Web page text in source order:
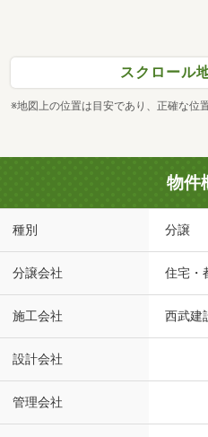
スクロール
※地図上の位置は目安であり、正確な位
物件
種別 分譲
分譲会社 住宅・
施工会社 西武建
設計会社
管理会社